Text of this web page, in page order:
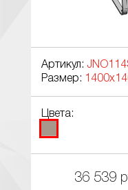
Артикул:
Размер:
Цвета:
36 539